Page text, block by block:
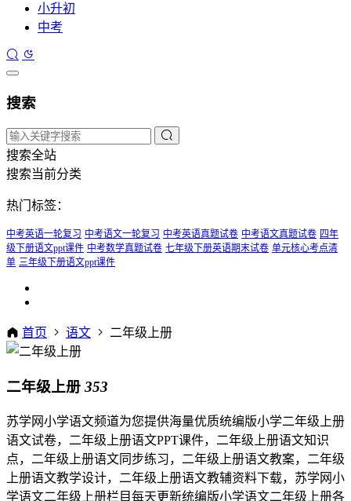
小升初
中考
搜索
搜索全站
搜索当前分类
热门标签：
中考英语一轮复习 中考语文一轮复习 中考英语真题试卷 中考语文真题试卷 四年
级下册语文ppt课件 中考数学真题试卷 七年级下册英语期末试卷 单元核心考点清
单 三年级下册语文ppt课件
首页 语文 二年级上册
二年级上册 353
苏学网小学语文频道为您提供海量优质统编版小学二年级上册
语文试卷，二年级上册语文PPT课件，二年级上册语文知识
点，二年级上册语文同步练习，二年级上册语文教案，二年级
上册语文教学设计，二年级上册语文教辅资料下载，苏学网小
学语文二年级上册栏目每天更新统编版小学语文二年级上册各